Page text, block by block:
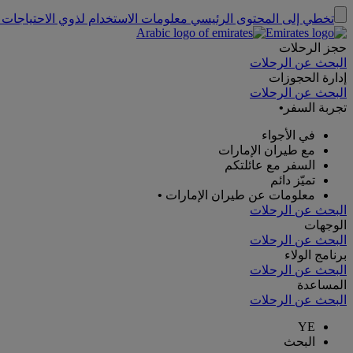
تخطي إلى المحتوى الرئيسي معلومات الاستخدام لذوي
حجز الرحلات
البحث عن الرحلات
إدارة الحجوزات
البحث عن الرحلات
تجربة السفر •
في الأجواء
مع طيران الإمارات
السفر مع عائلتكم
تميّز دائم
معلومات عن طيران الإمارات •
البحث عن الرحلات
الوجهات
البحث عن الرحلات
برنامج الولاء
البحث عن الرحلات
المساعدة
البحث عن الرحلات
YE
البحث